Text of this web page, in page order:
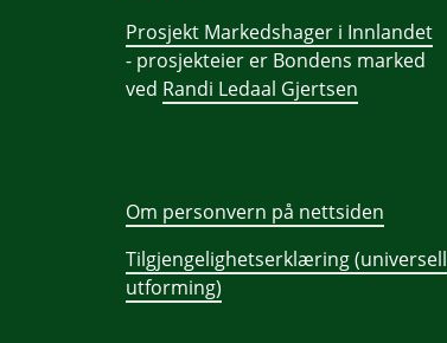
Prosjekt Markedshager i Innlandet
- prosjekteier er Bondens marked
ved Randi Ledaal Gjertsen
Om personvern på nettsiden
Tilgjengelighetserklæring (universell
utforming)